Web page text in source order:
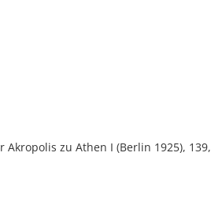
Akropolis zu Athen I (Berlin 1925), 139,